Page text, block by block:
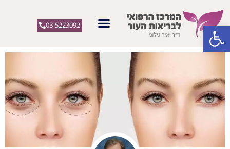
פתח סרגל נגישות 03-5223092